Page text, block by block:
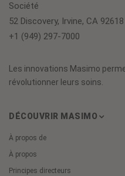
Société
52 Discovery, Irvine, CA 92618
+1 (949) 297-7000
Les innovations Masimo
révolutionner leurs soins.
DÉCOUVRIR MASIMO
À propos de
À propos
Principes directeurs